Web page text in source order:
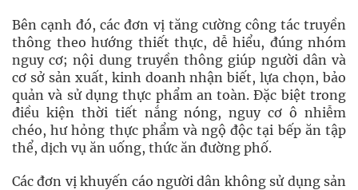
Bên cạnh đó, các đơn vị tăng cường công tác truyền
thông theo hướng thiết thực, dễ hiểu, đúng nhóm
nguy cơ; nội dung truyền thông giúp người dân và
cơ sở sản xuất, kinh doanh nhận biết, lựa chọn, bảo
quản và sử dụng thực phẩm an toàn. Đặc biệt trong
điều kiện thời tiết nắng nóng, nguy cơ ô nhiễm
chéo, hư hỏng thực phẩm và ngộ độc tại bếp ăn tập
thể, dịch vụ ăn uống, thức ăn đường phố.
Các đơn vị khuyến cáo người dân không sử dụng sản